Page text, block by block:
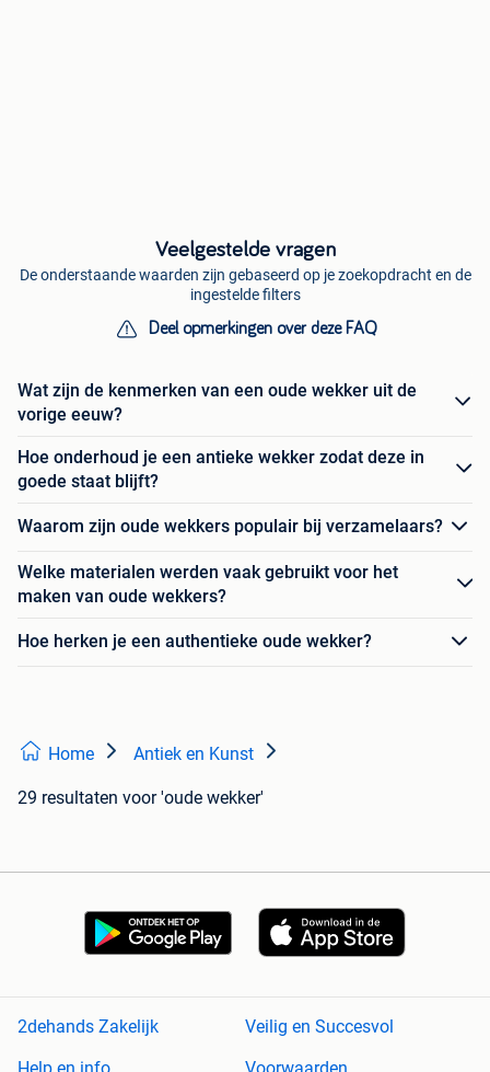
Veelgestelde vragen
De onderstaande waarden zijn gebaseerd op je zoekopdracht en de
ingestelde filters
Deel opmerkingen over deze FAQ
Wat zijn de kenmerken van een oude wekker uit de
vorige eeuw?
Hoe onderhoud je een antieke wekker zodat deze in
goede staat blijft?
Waarom zijn oude wekkers populair bij verzamelaars?
Welke materialen werden vaak gebruikt voor het
maken van oude wekkers?
Hoe herken je een authentieke oude wekker?
Home Antiek en Kunst
29 resultaten voor 'oude wekker'
2dehands Zakelijk
Veilig en Succesvol